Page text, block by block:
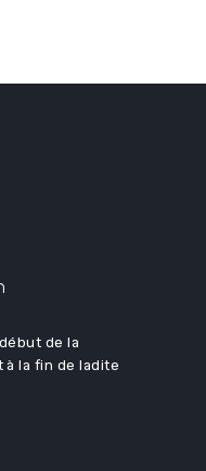
de la
la fin de ladite